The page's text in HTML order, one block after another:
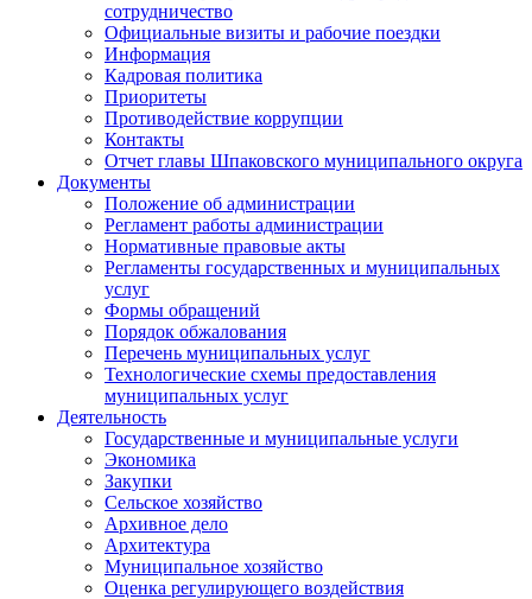
сотрудничество
Официальные визиты и рабочие поездки
Информация
Кадровая политика
Приоритеты
Противодействие коррупции
Контакты
Отчет главы Шпаковского муниципального округа
Документы
Положение об администрации
Регламент работы администрации
Нормативные правовые акты
Регламенты государственных и муниципальных
услуг
Формы обращений
Порядок обжалования
Перечень муниципальных услуг
Технологические схемы предоставления
муниципальных услуг
Деятельность
Государственные и муниципальные услуги
Экономика
Закупки
Сельское хозяйство
Архивное дело
Архитектура
Муниципальное хозяйство
Оценка регулирующего воздействия